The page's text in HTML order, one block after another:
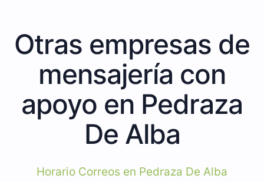
Otras empresas de
mensajería con
apoyo en Pedraza
De Alba
Horario Correos en Pedraza De Alba